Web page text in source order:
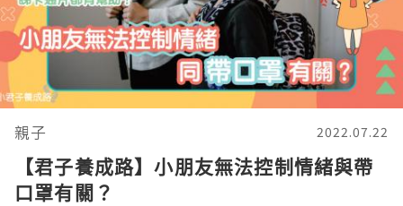
親子 2022.07.22
【君子養成路】小朋友無法控制情緒與帶
口罩有關？